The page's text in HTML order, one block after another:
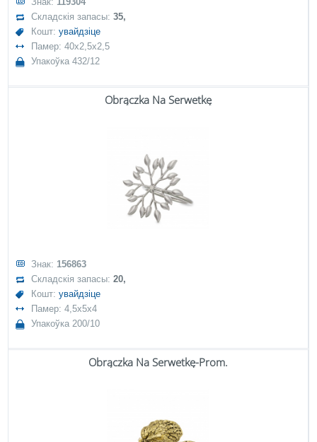
Складскія запасы:35,
Кошт:увайдзіце
Памер: 40x2,5x2,5
Упакоўка 432/12
Obrączka Na Serwetkę
Знак: 156863
Складскія запасы:20,
Кошт:увайдзіце
Памер: 4,5x5x4
Упакоўка 200/10
Obrączka Na Serwetkę-Prom.